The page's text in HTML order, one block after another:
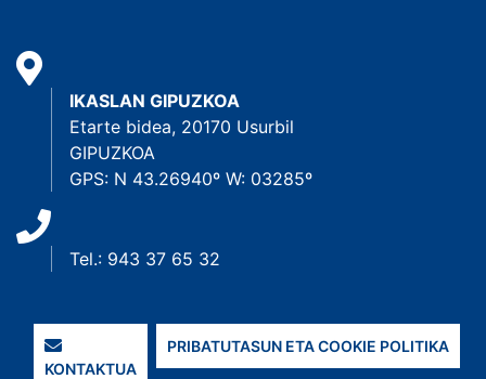
IKASLAN GIPUZKOA
Etarte bidea, 20170 Usurbil
GIPUZKOA
GPS: N 43.26940º W: 03285º
Tel.: 943 37 65 32
KONTAKTUA
PRIBATUTASUN ETA COOKIE POLITIKA